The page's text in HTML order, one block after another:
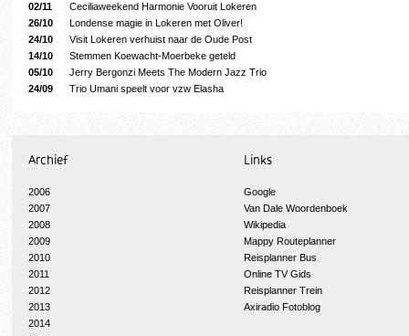
02/11
Ceciliaweekend Harmonie Vooruit Lokeren
26/10
Londense magie in Lokeren met Oliver!
24/10
Visit Lokeren verhuist naar de Oude Post
14/10
Stemmen Koewacht-Moerbeke geteld
05/10
Jerry Bergonzi Meets The Modern Jazz Trio
24/09
Trio Umani speelt voor vzw Elasha
Archief
2006
2007
2008
2009
2010
2011
2012
2013
2014
Links
Google
Van Dale Woordenboek
Wikipedia
Mappy Routeplanner
Reisplanner Bus
Online TV Gids
Reisplanner Trein
Axiradio Fotoblog